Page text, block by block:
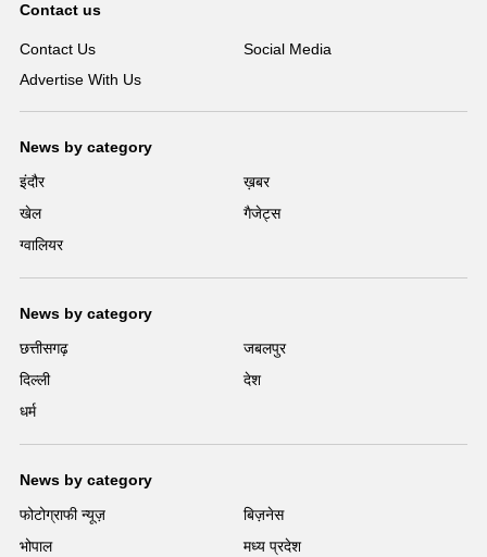
Contact us
Contact Us
Social Media
Advertise With Us
News by category
इंदौर
ख़बर
खेल
गैजेट्स
ग्वालियर
News by category
छत्तीसगढ़
जबलपुर
दिल्ली
देश
धर्म
News by category
फोटोग्राफी न्यूज़
बिज़नेस
भोपाल
मध्य प्रदेश